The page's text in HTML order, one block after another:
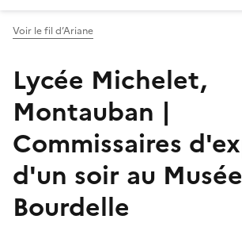
Voir le fil d’Ariane
Lycée Michelet,
Montauban |
Commissaires
d'un soir au
Bourdelle